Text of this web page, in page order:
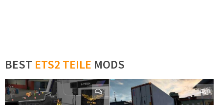
BEST ETS2 TEILE MODS
0 0